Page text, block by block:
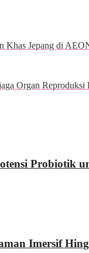
Khas Jepang di
Organ Reproduksi
Probiotik
Imersif